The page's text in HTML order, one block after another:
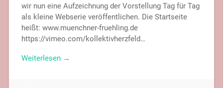
wir nun eine Aufzeichnung der Vorstellung Tag für Tag
als kleine Webserie veröffentlichen. Die Startseite
heißt: www.muenchner-fruehling.de
https://vimeo.com/kollektivherzfeld…
Weiterlesen →